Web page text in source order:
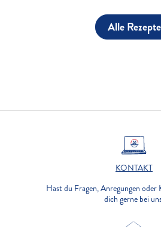
Alle Rezepte
KONTAKT
Hast du Fragen, Anregungen
dich gerne bei